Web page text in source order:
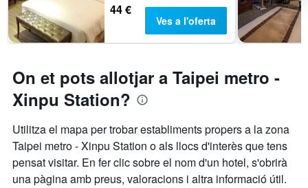
44 €
Ves a l'oferta
On et pots allotjar a Taipei metro -
Xinpu Station?
Utilitza el mapa per trobar establiments propers a la zona
Taipei metro - Xinpu Station o als llocs d'interès que tens
pensat visitar. En fer clic sobre el nom d'un hotel, s'obrirà
una pàgina amb preus, valoracions i altra informació útil.